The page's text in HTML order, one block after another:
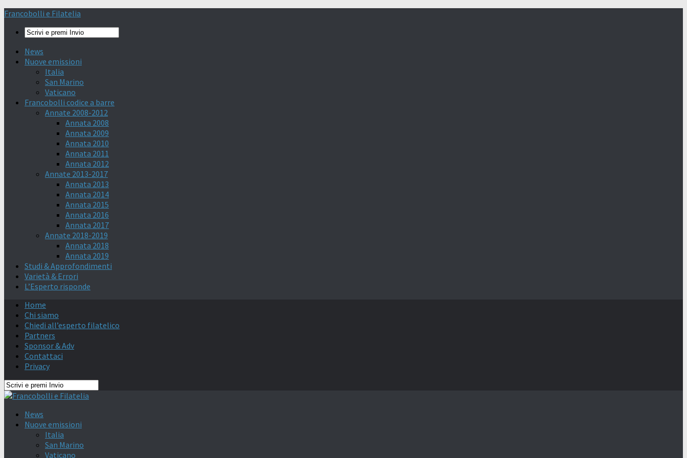
Francobolli e Filatelia
News
Nuove emissioni
Italia
San Marino
Vaticano
Francobolli codice a barre
Annate 2008-2012
Annata 2008
Annata 2009
Annata 2010
Annata 2011
Annata 2012
Annate 2013-2017
Annata 2013
Annata 2014
Annata 2015
Annata 2016
Annata 2017
Annate 2018-2019
Annata 2018
Annata 2019
Studi & Approfondimenti
Varietà & Errori
L’Esperto risponde
Home
Chi siamo
Chiedi all’esperto filatelico
Partners
Sponsor & Adv
Contattaci
Privacy
News
Nuove emissioni
Italia
San Marino
Vaticano